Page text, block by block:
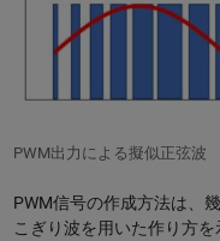
PWM出力による擬似正弦波
PWM信号の作成方法は、
こぎり波を用いた作り方を